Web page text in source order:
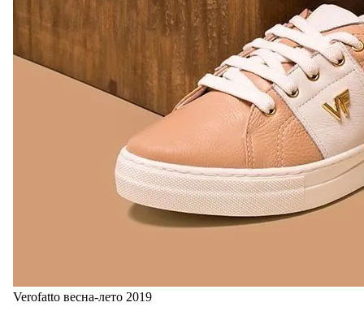
Verofatto весна-лето 2019